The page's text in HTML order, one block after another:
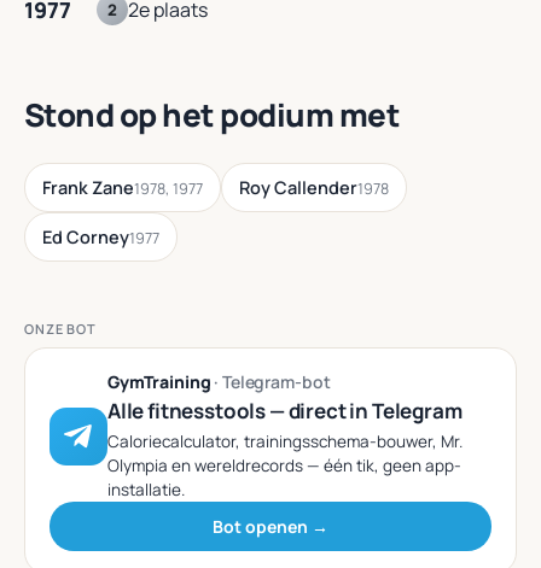
1977 2 2e plaats
Stond op het podium met
Frank Zane1978, 1977 Roy Callender1978
Ed Corney1977
ONZE BOT
GymTraining · Telegram-bot
Alle fitnesstools — direct in Telegram
Caloriecalculator, trainingsschema-bouwer, Mr.
Olympia en wereldrecords — één tik, geen app-
installatie.
Bot openen →